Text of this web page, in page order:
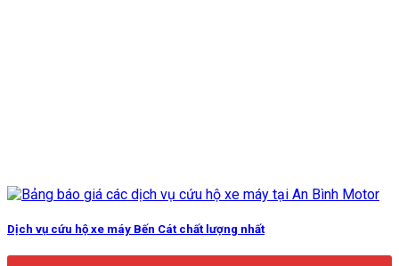
Dịch vụ cứu hộ xe máy Bến Cát chất lượng nhất